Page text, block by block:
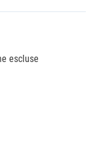
escluse